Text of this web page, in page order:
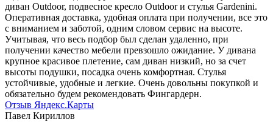
диван Outdoor, подвесное кресло Outdoor и стулья Gardenini.
Оперативная доставка, удобная оплата при получении, все это
с вниманием и заботой, одним словом сервис на высоте.
Учитывая, что весь подбор был сделан удаленно, при
получении качество мебели превзошло ожидание. У дивана
крупное красивое плетение, сам диван низкий, но за счет
высоты подушки, посадка очень комфортная. Стулья
устойчивые, удобные и легкие. Очень довольны покупкой и
обязательно будем рекомендовать Фингардерн.
Отзыв Яндекс.Карты
Павел Кириллов